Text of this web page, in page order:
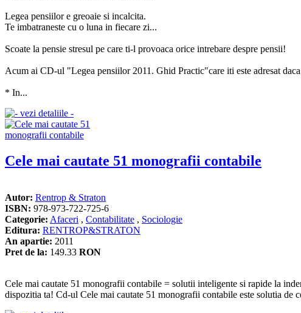
Legea pensiilor e greoaie si incalcita.
Te imbatraneste cu o luna in fiecare zi...
Scoate la pensie stresul pe care ti-l provoaca orice intrebare despre pensii!
Acum ai CD-ul "Legea pensiilor 2011. Ghid Practic"care iti este adresat
* In...
Cele mai cautate 51 monografii contabile
Autor: Rentrop & Straton
ISBN: 978-973-722-725-6
Categorie: Afaceri , Contabilitate , Sociologie
Editura: RENTROP&STRATON
An apartie: 2011
Pret de la: 149.33 RON
Cele mai cautate 51 monografii contabile = solutii inteligente si rapide la
dispozitia ta! Cd-ul Cele mai cautate 51 monografii contabile este solutia de